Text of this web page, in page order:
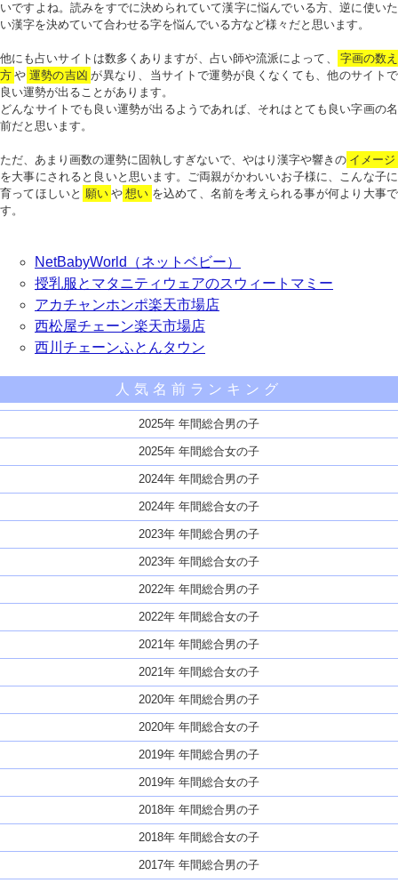
いですよね。読みをすでに決められていて漢字に悩んでいる方、逆に使いた
い漢字を決めていて合わせる字を悩んでいる方など様々だと思います。
他にも占いサイトは数多くありますが、占い師や流派によって、
字画の数え
方 や 運勢の吉凶 が異なり、当サイトで運勢が良くなくても、他のサイトで
良い運勢が出ることがあります。
どんなサイトでも良い運勢が出るようであれば、それはとても良い字画の名
前だと思います。
ただ、あまり画数の運勢に固執しすぎないで、やはり漢字や響きの イメージ
を大事にされると良いと思います。ご両親がかわいいお子様に、こんな子に
育ってほしいと 願い や 想い を込めて、名前を考えられる事が何より大事で
す。
NetBabyWorld（ネットベビー）
授乳服とマタニティウェアのスウィートマミー
アカチャンホンポ楽天市場店
西松屋チェーン楽天市場店
西川チェーンふとんタウン
人気名前ランキング
2025年 年間総合男の子
2025年 年間総合女の子
2024年 年間総合男の子
2024年 年間総合女の子
2023年 年間総合男の子
2023年 年間総合女の子
2022年 年間総合男の子
2022年 年間総合女の子
2021年 年間総合男の子
2021年 年間総合女の子
2020年 年間総合男の子
2020年 年間総合女の子
2019年 年間総合男の子
2019年 年間総合女の子
2018年 年間総合男の子
2018年 年間総合女の子
2017年 年間総合男の子